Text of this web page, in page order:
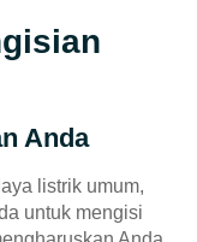
Anda
listrik umum,
untuk mengisi